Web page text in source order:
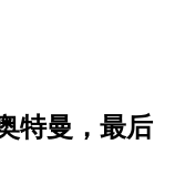
特曼，最后